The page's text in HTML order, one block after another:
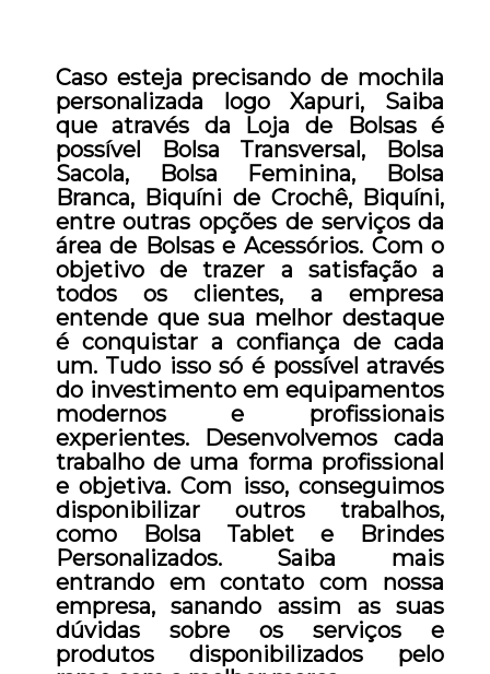
Caso esteja precisando de mochila
personalizada logo Xapuri, Saiba
que através da Loja de Bolsas é
possível Bolsa Transversal, Bolsa
Sacola, Bolsa Feminina, Bolsa
Branca, Biquíni de Crochê, Biquíni,
entre outras opções de serviços da
área de Bolsas e Acessórios. Com o
objetivo de trazer a satisfação a
todos os clientes, a empresa
entende que sua melhor destaque
é conquistar a confiança de cada
um. Tudo isso só é possível através
do investimento em equipamentos
modernos e profissionais
experientes. Desenvolvemos cada
trabalho de uma forma profissional
e objetiva. Com isso, conseguimos
disponibilizar outros trabalhos,
como Bolsa Tablet e Brindes
Personalizados. Saiba mais
entrando em contato com nossa
empresa, sanando assim as suas
dúvidas sobre os serviços e
produtos disponibilizados pelo